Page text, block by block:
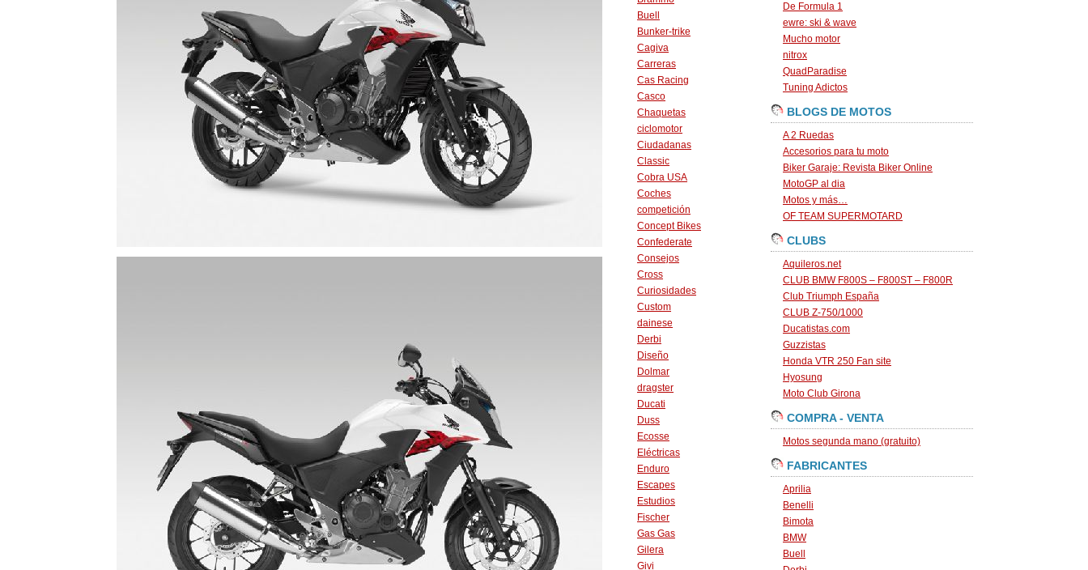
Buell
Bunker-trike
Cagiva
Carreras
Cas Racing
Casco
Chaquetas
ciclomotor
Ciudadanas
Classic
Cobra USA
Coches
competición
Concept Bikes
Confederate
Consejos
Cross
Curiosidades
Custom
dainese
Derbi
Diseño
Dolmar
dragster
Ducati
Duss
Ecosse
Eléctricas
Enduro
Escapes
Estudios
Fischer
Gas Gas
Gilera
Givi
De Formula 1
ewre: ski & wave
Mucho motor
nitrox
QuadParadise
Tuning Adictos
BLOGS DE MOTOS
A 2 Ruedas
Accesorios para tu moto
Biker Garaje: Revista Biker Online
MotoGP al dia
Motos y más…
OF TEAM SUPERMOTARD
CLUBS
Aquileros.net
CLUB BMW F800S – F800ST – F800R
Club Triumph España
CLUB Z-750/1000
Ducatistas.com
Guzzistas
Honda VTR 250 Fan site
Hyosung
Moto Club Girona
COMPRA - VENTA
Motos segunda mano (gratuito)
FABRICANTES
Aprilia
Benelli
Bimota
BMW
Buell